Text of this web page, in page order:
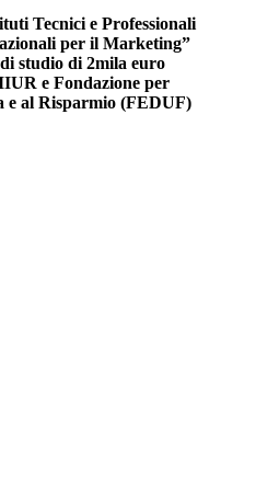
Tecnici e Professionali
per il Marketing”
studio di 2mila euro
e Fondazione per
e al Risparmio (FEDUF)